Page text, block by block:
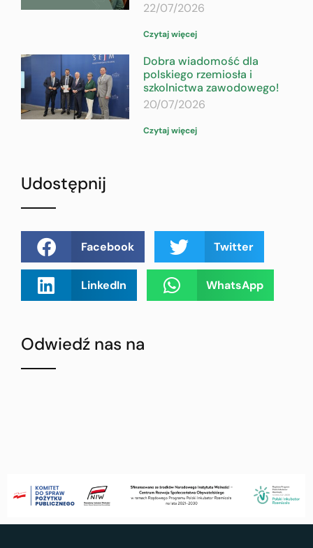
22/07/2026
Czytaj więcej
Dobra wiadomość dla
polskiego rzemiosła i
szkolnictwa zawodowego!
20/07/2026
Czytaj więcej
Udostępnij
Facebook Twitter
LinkedIn WhatsApp
Odwiedź nas na